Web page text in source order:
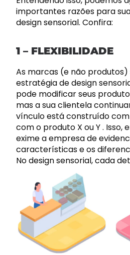
importantes razões para
design sensorial. Confira:
1 – FLEXIBILIDADE
As marcas (e não
estratégia de design
pode modificar seus
mas a sua clientela
vínculo está construído
com o produto X ou Y . Isso,
exime a empresa de
características e os
No design sensorial, cada